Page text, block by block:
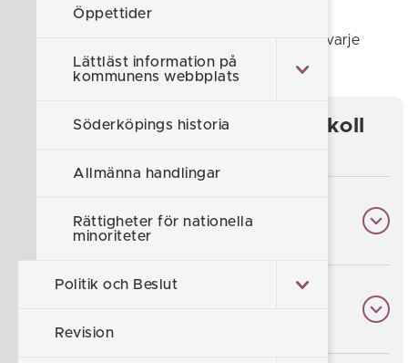
Öppettider
Lättläst information på
kommunens webbplats
Söderköpings historia
Allmänna handlingar
Rättigheter för nationella
minoriteter
Politik och Beslut
Revision
Innehållet i diarierna uppdateras två gånger varje
vardag, kl. 12.00 och 17.00.
Hitta ärenden, kallelser, protokoll
Så här söker du i e-diariet